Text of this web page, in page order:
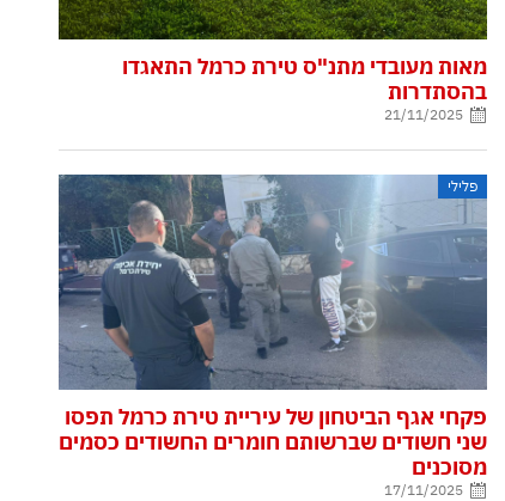
מאות מעובדי מתנ"ס טירת כרמל התאגדו
בהסתדרות
21/11/2025
פלילי
פקחי אגף הביטחון של עיריית טירת כרמל תפסו
שני חשודים שברשותם חומרים החשודים כסמים
מסוכנים
17/11/2025